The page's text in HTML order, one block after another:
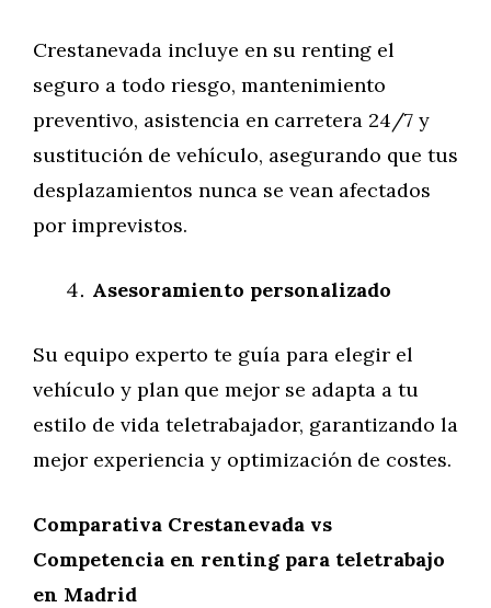
Crestanevada incluye en su renting el
seguro a todo riesgo, mantenimiento
preventivo, asistencia en carretera 24/7 y
sustitución de vehículo, asegurando que tus
desplazamientos nunca se vean afectados
por imprevistos.
Asesoramiento personalizado
Su equipo experto te guía para elegir el
vehículo y plan que mejor se adapta a tu
estilo de vida teletrabajador, garantizando la
mejor experiencia y optimización de costes.
Comparativa Crestanevada vs
Competencia en renting para teletrabajo
en Madrid